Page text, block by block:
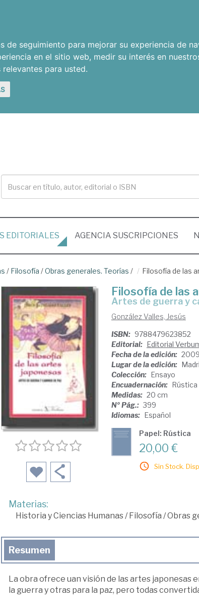
seguimiento para mejorar su experiencia de
en el sitio web, medir su interés en
para usted.
EDITORIALES AGENCIA SUSCRIPCIONES
/ Filosofía /Obras generales. Teorías / Filosofía de las
Filosofía de las
artes de guerra y
González Valles, Jesús
ISBN: 9788479623852
Editorial: Editorial
Fecha de la edición: 2009
Lugar de la edición:
Colección: Ensayo
Encuadernación: Rústica
Medidas: 20 cm
Nº Pág.: 399
Idiomas: Español
Papel: Rústica
20,00 €
Sin Stock.
Materias:
Historia y Ciencias Humanas/Filosofía /Obras
Resumen
La obra ofrece uan visión de las artes japonesas
la guerra y otras para la paz, pero todas